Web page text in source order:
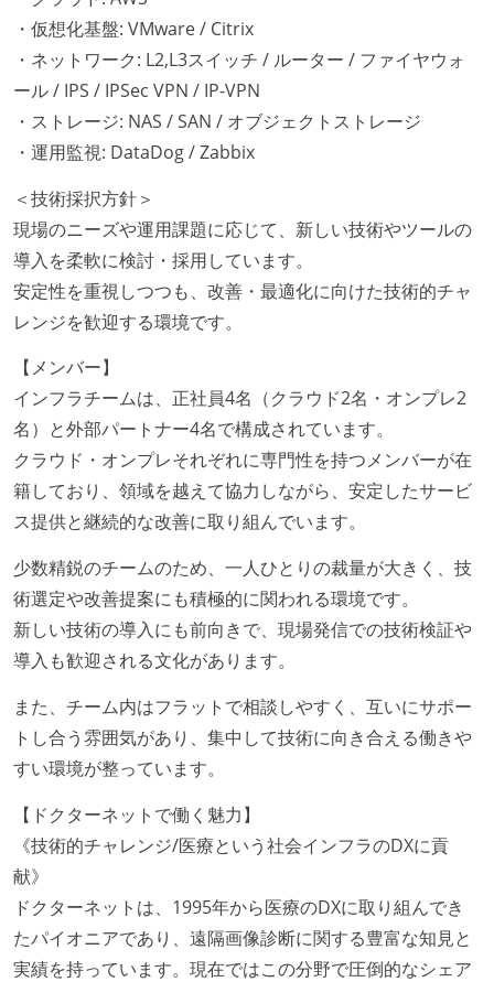
・仮想化基盤: VMware / Citrix
・ネットワーク: L2,L3スイッチ / ルーター / ファイヤウォ
ール / IPS / IPSec VPN / IP-VPN
・ストレージ: NAS / SAN / オブジェクトストレージ
・運用監視: DataDog / Zabbix
＜技術採択方針＞
現場のニーズや運用課題に応じて、新しい技術やツールの
導入を柔軟に検討・採用しています。
安定性を重視しつつも、改善・最適化に向けた技術的チャ
レンジを歓迎する環境です。
【メンバー】
インフラチームは、正社員4名（クラウド2名・オンプレ2
名）と外部パートナー4名で構成されています。
クラウド・オンプレそれぞれに専門性を持つメンバーが在
籍しており、領域を越えて協力しながら、安定したサービ
ス提供と継続的な改善に取り組んでいます。
少数精鋭のチームのため、一人ひとりの裁量が大きく、技
術選定や改善提案にも積極的に関われる環境です。
新しい技術の導入にも前向きで、現場発信での技術検証や
導入も歓迎される文化があります。
また、チーム内はフラットで相談しやすく、互いにサポー
トし合う雰囲気があり、集中して技術に向き合える働きや
すい環境が整っています。
【ドクターネットで働く魅力】
《技術的チャレンジ/医療という社会インフラのDXに貢
献》
ドクターネットは、1995年から医療のDXに取り組んでき
たパイオニアであり、遠隔画像診断に関する豊富な知見と
実績を持っています。現在ではこの分野で圧倒的なシェア